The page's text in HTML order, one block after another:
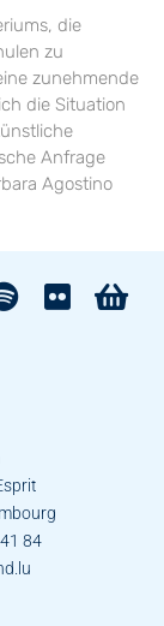
die
zu
zunehmende
die Situation
Anfrage
Agostino
84